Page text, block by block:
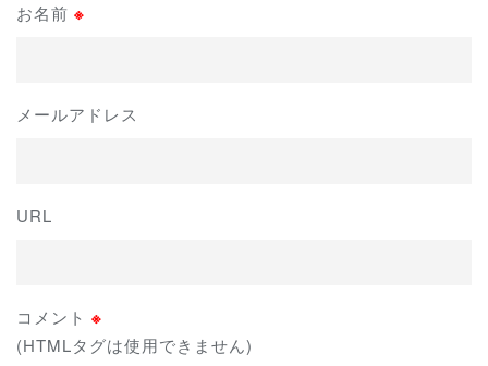
お名前 ※
メールアドレス
URL
コメント ※
(HTMLタグは使用できません)